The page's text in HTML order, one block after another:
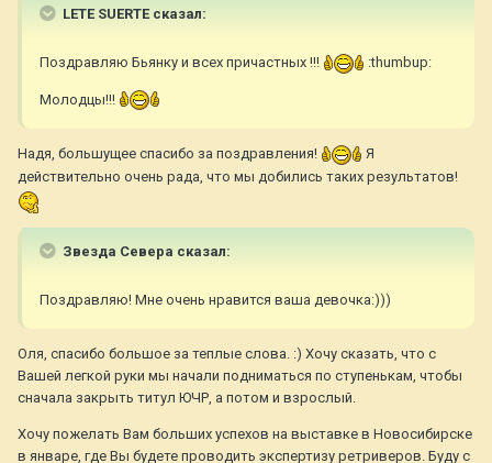
LETE SUERTE сказал:
Поздравляю Бьянку и всех причастных !!! :thumbup:
Молодцы!!!
Надя, большущее спасибо за поздравления!
Я
действительно очень рада, что мы добились таких результатов!
Звезда Севера сказал:
Поздравляю! Мне очень нравится ваша девочка:)))
Оля, спасибо большое за теплые слова. :) Хочу сказать, что с
Вашей легкой руки мы начали подниматься по ступенькам, чтобы
сначала закрыть титул ЮЧР, а потом и взрослый.
Хочу пожелать Вам больших успехов на выставке в Новосибирске
в январе, где Вы будете проводить экспертизу ретриверов. Буду с